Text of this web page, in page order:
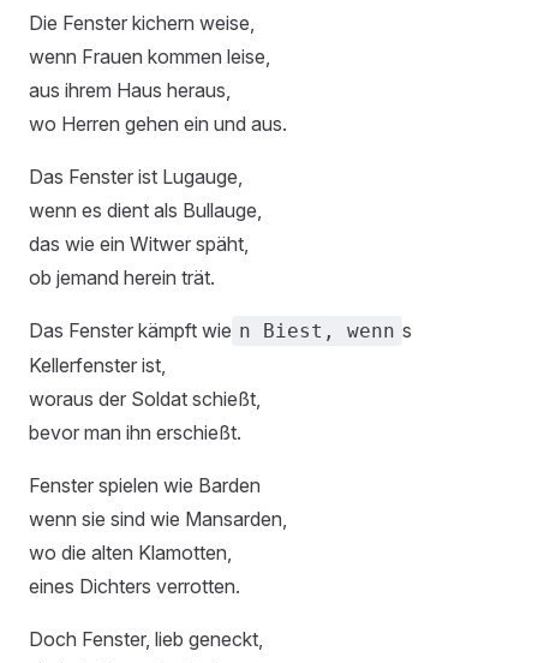
Die Fenster kichern weise,
wenn Frauen kommen leise,
aus ihrem Haus heraus,
wo Herren gehen ein und aus.
Das Fenster ist Lugauge,
wenn es dient als Bullauge,
das wie ein Witwer späht,
ob jemand herein trät.
Das Fenster kämpft wie n Biest, wenn s
Kellerfenster ist,
woraus der Soldat schießt,
bevor man ihn erschießt.
Fenster spielen wie Barden
wenn sie sind wie Mansarden,
wo die alten Klamotten,
eines Dichters verrotten.
Doch Fenster, lieb geneckt,